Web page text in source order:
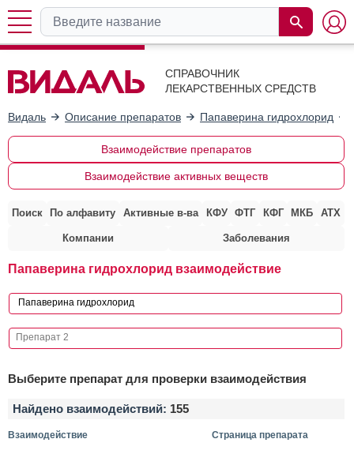
СПРАВОЧНИК
ЛЕКАРСТВЕННЫХ СРЕДСТВ
Видаль Описание препаратов Папаверина гидрохлорид
Взаимодействие препаратов
Взаимодействие активных веществ
Поиск По алфавиту Активные в-ва КФУ ФТГ КФГ МКБ АТХ
Компании Заболевания
Папаверина гидрохлорид взаимодействие
Выберите препарат для проверки взаимодействия
Найдено взаимодействий: 155
Взаимодействие Страница препарата